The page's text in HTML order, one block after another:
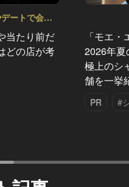
ートで会話
当たり前だ
どの店が考
「モエ
2026年夏
極上のシ
舗を一挙
PR #